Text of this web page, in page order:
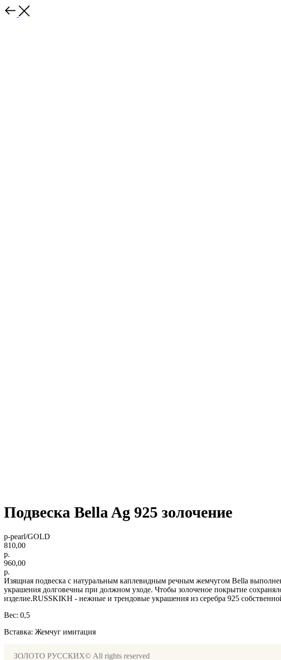
Подвеска Bella Ag 925 золочение
p-pearl/GOLD
810,00
р.
960,00
р.
Изящная подвеска с натуральным каплевидным речным жемчугом Bella
украшения долговечны при должном уходе. Чтобы золоченое покрытие
изделие.RUSSKIKH - нежные и трендовые украшения из серебра 925
Вес: 0,5
Вставка: Жемчуг имитация
ЗОЛОТО РУССКИХ© All rights reserved